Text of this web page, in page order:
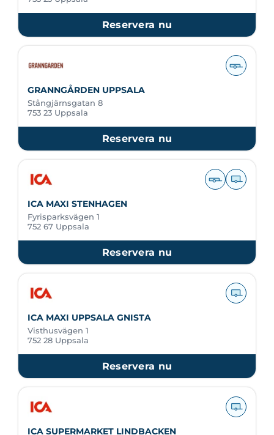
Reservera nu
GRANNGÅRDEN UPPSALA
Stångjärnsgatan 8
753 23 Uppsala
Reservera nu
ICA MAXI STENHAGEN
Fyrisparksvägen 1
752 67 Uppsala
Reservera nu
ICA MAXI UPPSALA GNISTA
Visthusvägen 1
752 28 Uppsala
Reservera nu
ICA SUPERMARKET LINDBACKEN